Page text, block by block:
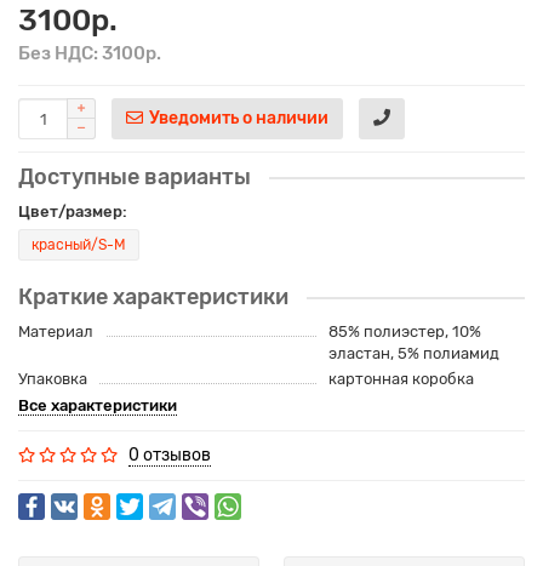
3100р.
Без НДС: 3100р.
Уведомить о наличии
Доступные варианты
Цвет/размер:
красный/S-M
Краткие характеристики
Материал
85% полиэстер, 10%
эластан, 5% полиамид
Упаковка
картонная коробка
Все характеристики
0 отзывов